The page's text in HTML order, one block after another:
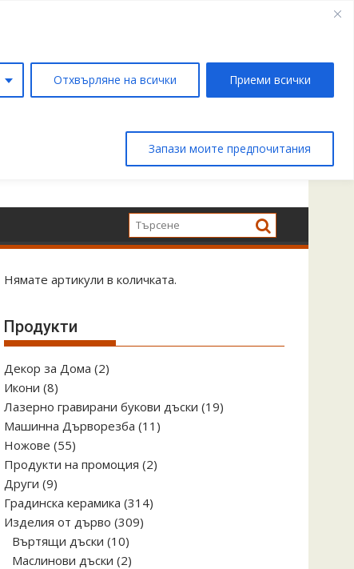
Отхвърляне на всички Приеми всички
Запази моите предпочитания
Нямате артикули в количката.
Продукти
Декор за Дома 22
Икони 88
продукта
Лазерно гравирани букови дъски 1919
Машинна Дърворезба 11 11
Ножове 5555
продукта
Продукти на промоция 22
Други 99
продукта
Градинска керамика 314314
Изделия от дърво 309309
Въртящи дъски 1010
продукта
Маслинови дъски 22